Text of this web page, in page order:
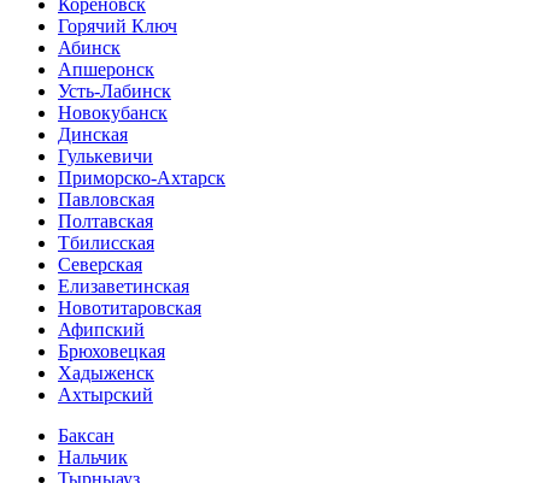
Горячий Ключ
Абинск
Апшеронск
Усть-Лабинск
Новокубанск
Динская
Гулькевичи
Приморско-Ахтарск
Павловская
Полтавская
Тбилисская
Северская
Елизаветинская
Новотитаровская
Афипский
Брюховецкая
Хадыженск
Ахтырский
Баксан
Нальчик
Тырныауз